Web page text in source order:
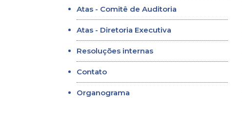
Atas - Comitê de Auditoria
Atas - Diretoria Executiva
Resoluções internas
Contato
Organograma